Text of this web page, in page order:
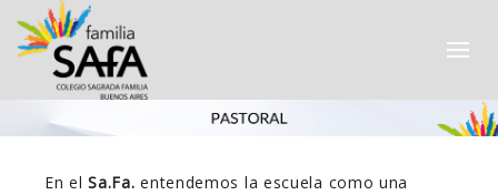
En elSa.Fa. entendemos la escuela como una